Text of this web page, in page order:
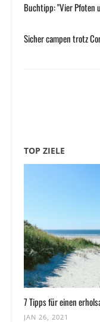
Buchtipp: "Vier Pfoten
Sicher campen trotz
TOP ZIELE
7 Tipps für einen
JAN 26, 2021